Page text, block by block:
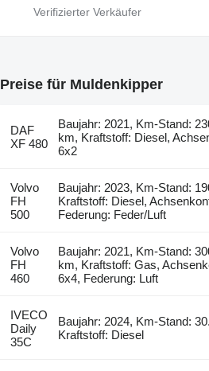
Preise für Muldenkipper
DAF
XF 480
Baujahr: 2021, Km-Stand:
km, Kraftstoff: Diesel,
6x2
Volvo
FH
500
Baujahr: 2023, Km-Stand:
Kraftstoff: Diesel,
Federung: Feder/Luft
Volvo
FH
460
Baujahr: 2021, Km-Stand:
km, Kraftstoff: Gas,
6x4, Federung: Luft
IVECO
Daily
35C
Baujahr: 2024, Km-Stand:
Kraftstoff: Diesel